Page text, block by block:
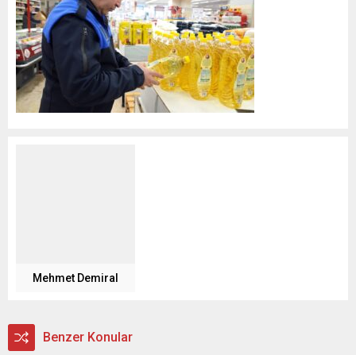
Mehmet Demiral
Benzer Konular